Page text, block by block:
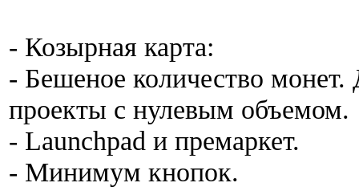
- Козырная карта:
- Бешеное количество
проекты с нулевым объемом.
- Launchpad и премаркет.
- Минимум кнопок.